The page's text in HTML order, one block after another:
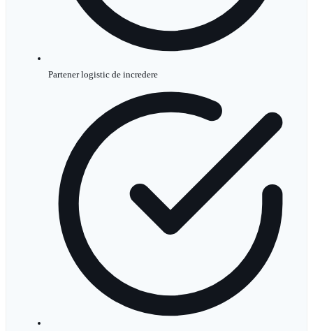
Partener logistic de incredere